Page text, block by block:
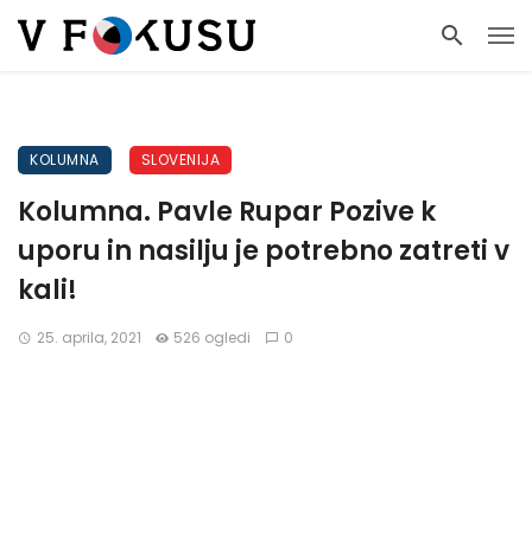
KOLUMNA SLOVENIJA
Kolumna. Pavle Rupar Pozive k
uporu in nasilju je potrebno zatreti v
kali!
25. aprila, 2021 526 ogledi 0